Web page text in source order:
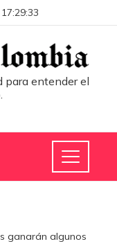
17:29:34
para entender el
ganarán algunos